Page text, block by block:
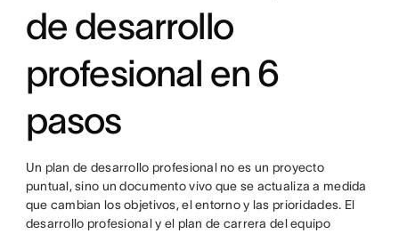
de desarrollo
profesional en 6
pasos
Un plan de desarrollo profesional no es un proyecto
puntual, sino un documento vivo que se actualiza a medida
que cambian los objetivos, el entorno y las prioridades. El
desarrollo profesional y el plan de carrera del equipo